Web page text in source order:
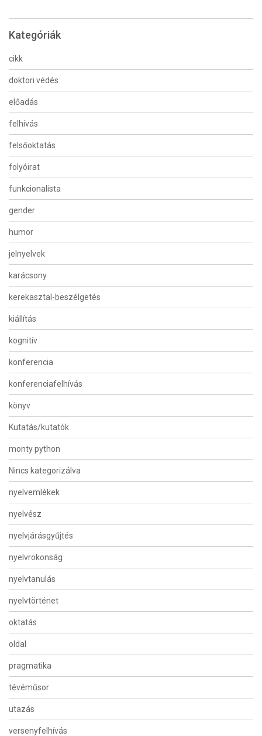
Kategóriák
cikk
doktori védés
előadás
felhívás
felsőoktatás
folyóirat
funkcionalista
gender
humor
jelnyelvek
karácsony
kerekasztal-beszélgetés
kiállítás
kognitív
konferencia
konferenciafelhívás
könyv
Kutatás/kutatók
monty python
Nincs kategorizálva
nyelvemlékek
nyelvész
nyelvjárásgyűjtés
nyelvrokonság
nyelvtanulás
nyelvtörténet
oktatás
oldal
pragmatika
tévéműsor
utazás
versenyfelhívás